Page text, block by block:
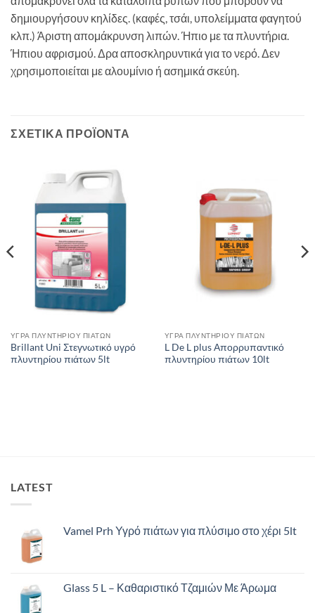
δημιουργήσουν κηλίδες. (καφές, τσάι, υπολείμματα φαγητού
κλπ.) Άριστη απομάκρυνση λιπών. Ήπιο με τα πλυντήρια.
Ήπιου αφρισμού. Δρα αποσκληρυντικά για το νερό. Δεν
χρησιμοποιείται με αλουμίνιο ή ασημικά σκεύη.
ΣΧΕΤΙΚΆ ΠΡΟΪΌΝΤΑ
ΥΓΡΑ ΠΛΥΝΤΗΡΙΟΥ ΠΙΑΤΩΝ
Brillant Uni Στεγνωτικό υγρό
πλυντηρίου πιάτων 5lt
ΥΓΡΑ ΠΛΥΝΤΗΡΙΟΥ ΠΙΑΤΩΝ
L De L plus Απορρυπαντικό
πλυντηρίου πιάτων 10lt
LATEST
Vamel Prh Υγρό πιάτων για πλύσιμο στο χέρι 5lt
Glass 5 L – Καθαριστικό Τζαμιών Με Άρωμα